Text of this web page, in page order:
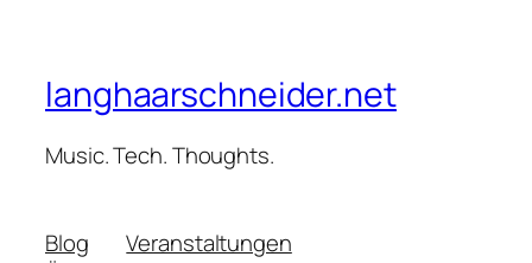
langhaarschneider.net
Music. Tech. Thoughts.
Blog
Veranstaltungen